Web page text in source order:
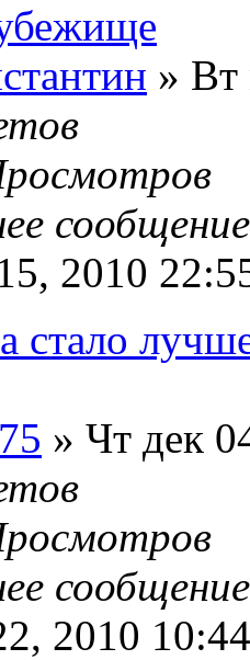
» Вт
2010
стало
» Чт дек
2010 10:44